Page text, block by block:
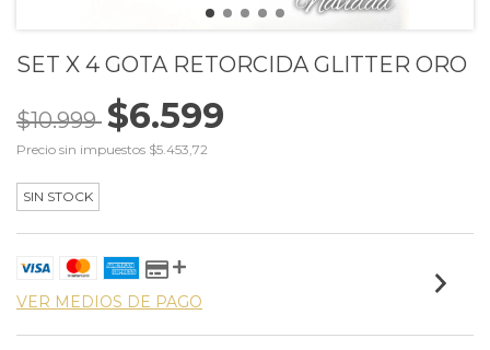
SET X 4 GOTA RETORCIDA GLITTER ORO
$10.999 $6.599
Precio sin impuestos $5.453,72
SIN STOCK
VER MEDIOS DE PAGO